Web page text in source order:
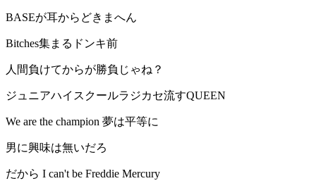
BASEが耳からどきまへん
Bitches集まるドンキ前
人間負けてからが勝負じゃね？
ジュニアハイスクールラジカセ流すQUEEN
We are the champion 夢は平等に
男に興味は無いだろ
だから I can't be Freddie Mercury